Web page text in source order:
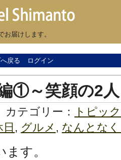
届けします。
戻る ログイン
①～笑顔の2
カテゴリー：
トピッ
, グルメ , なんとな
す。